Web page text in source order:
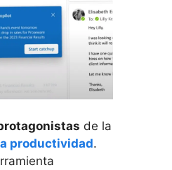
de la
productividad.